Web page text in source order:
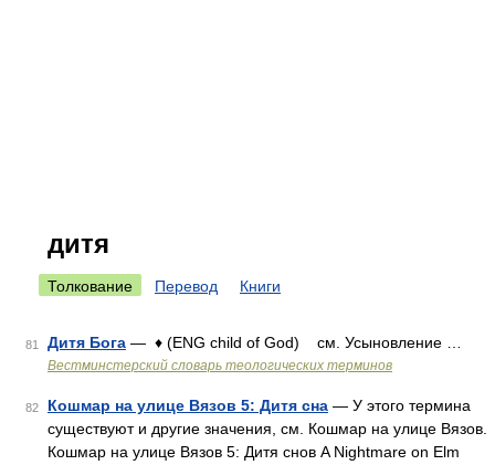
дитя
Толкование Перевод Книги
81 Дитя Бога — ♦ (ENG child of God) см. Усыновление …
Вестминстерский словарь теологических терминов
82 Кошмар на улице Вязов 5: Дитя сна — У этого термина
существуют и другие значения, см. Кошмар на улице Вязов.
Кошмар на улице Вязов 5: Дитя снов A Nightmare on Elm